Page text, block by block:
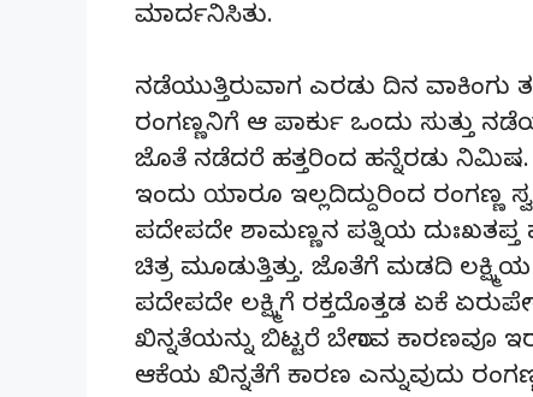
ಮಾರ್ದನಿಸಿತು.
ನಡೆಯುತ್ತಿರುವಾಗ ಎರಡು ದಿನ
ರಂಗಣ್ಣನಿಗೆ ಆ ಪಾರ್ಕು ಒಂದು ಸುತ್ತು
ಜೊತೆ ನಡೆದರೆ ಹತ್ತರಿಂದ ಹನ್ನೆರಡು ನಿಮಿಷ.
ಇಂದು ಯಾರೂ ಇಲ್ಲದಿದ್ದುರಿಂದ ರಂಗಣ್ಣ
ಪದೇಪದೇ ಶಾಮಣ್ಣನ ಪತ್ನಿಯ
ಚಿತ್ರ ಮೂಡುತ್ತಿತ್ತು. ಜೊತೆಗೆ ಮಡದಿ
ಪದೇಪದೇ ಲಕ್ಷ್ಮಿಗೆ ರಕ್ತದೊತ್ತಡ ಏಕೆ
ಖಿನ್ನತೆಯನ್ನು ಬಿಟ್ಟರೆ ಬೇರಾವ ಕಾರಣವೂ
ಆಕೆಯ ಖಿನ್ನತೆಗೆ ಕಾರಣ ಎನ್ನುವುದು